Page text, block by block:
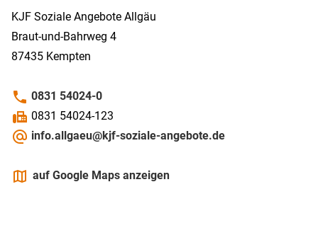
KJF Soziale Angebote Allgäu
Braut-und-Bahrweg 4
87435 Kempten
phone 0831 54024-0
fax 0831 54024-123
alternate_email info.allgaeu@kjf-soziale-angebote.de
mapsauf Google Maps anzeigen